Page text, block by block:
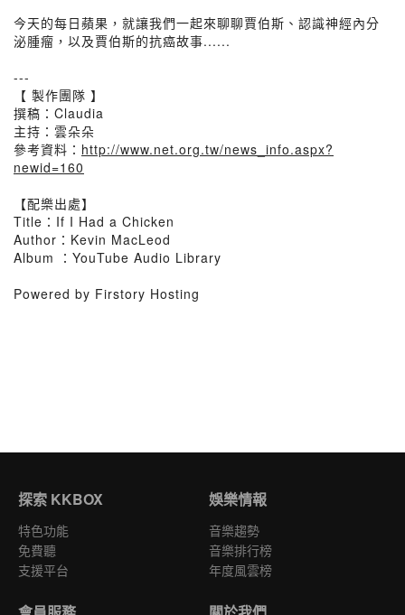
今天的每日蘋果，就讓我們一起來聊聊賈伯斯、認識神經內分
泌腫瘤，以及賈伯斯的抗癌故事......
---
【 製作團隊 】
撰稿：Claudia
主持：雲朵朵
參考資料： http://www.net.org.tw/news_info.aspx?
newid=160
【配樂出處】
Title：If I Had a Chicken
Author：Kevin MacLeod
Album ：YouTube Audio Library
Powered by Firstory Hosting
探索 KKBOX
特色功能
免費聽
支援平台
娛樂情報
音樂趨勢
音樂排行榜
年度風雲榜